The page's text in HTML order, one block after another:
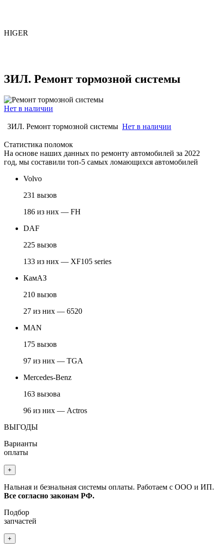
HIGER
ЗИЛ. Ремонт тормозной системы
Нет в наличии
ЗИЛ. Ремонт тормозной системы Нет в наличии
Статистика поломок
На основе наших данных по ремонту автомобилей за 2022
год, мы составили топ-5 самых ломающихся автомобилей
Volvo
231 вызов
186 из них — FH
DAF
225 вызов
133 из них — XF105 series
КамАЗ
210 вызов
27 из них — 6520
MAN
175 вызов
97 из них — TGA
Mercedes-Benz
163 вызова
96 из них — Actros
ВЫГОДЫ
Варианты
оплаты
+
Нальная и безнальная системы оплаты. Работаем с ООО и ИП.
Все согласно законам РФ.
Подбор
запчастей
+